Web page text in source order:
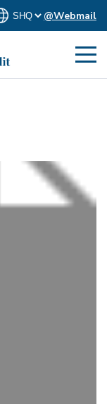
@Webmail